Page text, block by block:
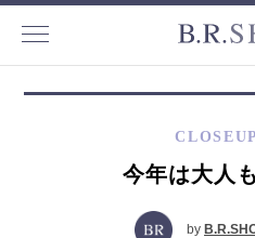
今年は大人
by